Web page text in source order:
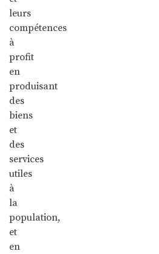
leurs
compétences
à
profit
en
produisant
des
biens
et
des
services
utiles
à
la
population,
et
en